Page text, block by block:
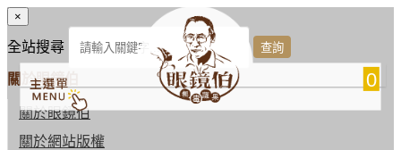
0
×
全站搜尋
關於眼鏡伯
關於眼鏡伯
關於網站版權